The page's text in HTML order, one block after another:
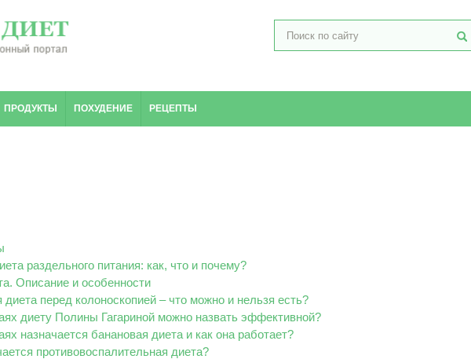
ПРОДУКТЫ ПОХУДЕНИЕ РЕЦЕПТЫ
раздельного питания: как, что и почему?
Описание и особенности
перед колоноскопией – что можно и нельзя есть?
диету Полины Гагариной можно назвать эффективной?
назначается банановая диета и как она работает?
противовоспалительная диета?